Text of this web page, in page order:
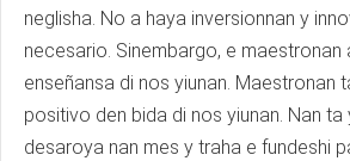
neglisha. No a haya inversionnan y
necesario. Sinembargo, e maestronan
enseñansa di nos yiunan. Maestronan
positivo den bida di nos yiunan. Nan ta
desaroya nan mes y traha e fundeshi